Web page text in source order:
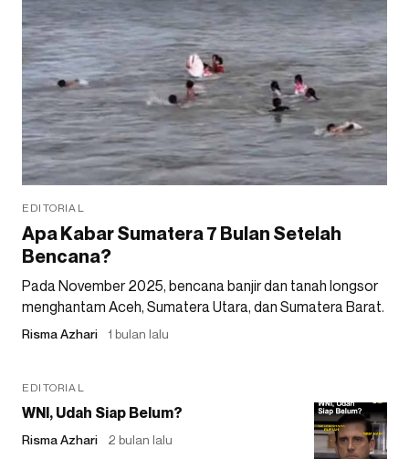
EDITORIAL
Apa Kabar Sumatera 7 Bulan Setelah
Bencana?
Pada November 2025, bencana banjir dan tanah longsor
menghantam Aceh, Sumatera Utara, dan Sumatera Barat.
Risma Azhari 1 bulan lalu
EDITORIAL
WNI, Udah Siap Belum?
Risma Azhari 2 bulan lalu